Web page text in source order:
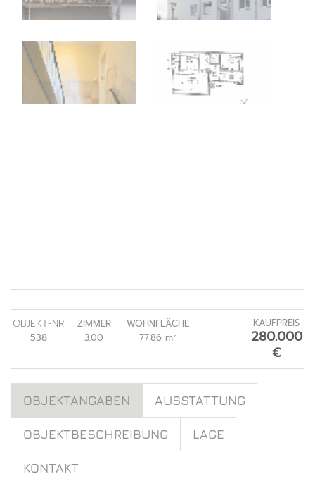
OBJEKT-NR
538
ZIMMER
3.00
WOHNFLÄCHE
77.86 m²
KAUFPREIS
280.000
€
OBJEKTANGABEN AUSSTATTUNG
OBJEKTBESCHREIBUNG LAGE
KONTAKT